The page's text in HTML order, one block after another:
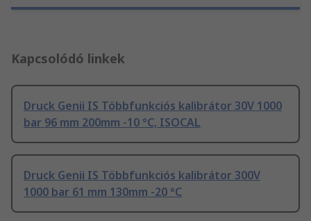
Kapcsolódó linkek
Druck Genii IS Többfunkciós kalibrátor 30V 1000
bar 96 mm 200mm -10 °C, ISOCAL
Druck Genii IS Többfunkciós kalibrátor 300V
1000 bar 61 mm 130mm -20 °C